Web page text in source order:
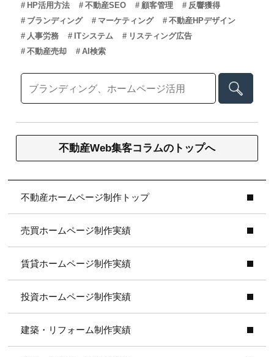
HP活用方法
不動産SEO 顧客管理
反響獲得
ブランディング
マーケティング
不動産HPデザイン
人事労務
ITシステム
リスティング広告
不動産売却
AI検索
不動産Web集客コラムのトップへ
不動産ホームページ制作トップ
売買ホームページ制作実績
賃貸ホームページ制作実績
投資ホームページ制作実績
建築・リフォーム制作実績